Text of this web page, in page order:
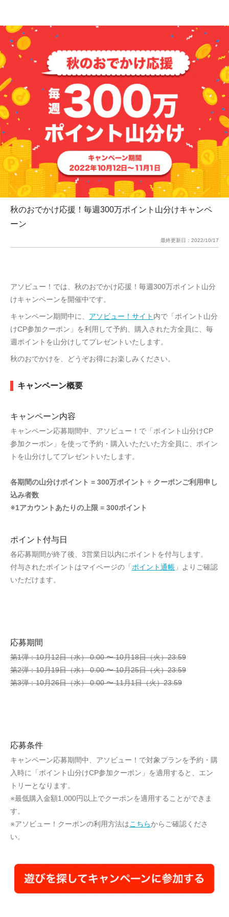
秋のおでかけ応援！毎週300万ポイント山分けキャンペ
ーン
最終更新日： 2022/10/17
アソビュー！では、秋のおでかけ応援！毎週300万ポイント山分
けキャンペーンを開催中です。
キャンペーン期間中に、 アソビュー！サイト 内で「ポイント山分
けCP参加クーポン」を利用して予約、購入された方全員に、毎
週ポイントを山分けしてプレゼントいたします。
秋のおでかけを、どうぞお得にお楽しみください。
キャンペーン概要
キャンペーン内容
キャンペーン応募期間中、アソビュー！で「ポイント山分けCP
参加クーポン」を使って予約・購入いただいた方全員に、ポイン
トを山分けしてプレゼントいたします。
各期間の山分けポイント = 300万ポイント ÷ クーポンご利用申し
込み者数
※1アカウントあたりの上限 = 300ポイント
ポイント付与日
各応募期間が終了後、3営業日以内にポイントを付与します。
付与されたポイントはマイページの「 ポイント通帳 」よりご確認
いただけます。
応募期間
第1弾：10月12日（水） 0:00 〜 10月18日（火）23:59
第2弾：10月19日（水） 0:00 〜 10月25日（火）23:59
第3弾：10月26日（水） 0:00 〜 11月1日（火）23:59
応募条件
キャンペーン応募期間中、アソビュー！で対象プランを予約・購
入時に「ポイント山分けCP参加クーポン」を適用すると、エン
トリーとなります。
※最低購入金額1,000円以上でクーポンを適用することができま
す。
※アソビュー！クーポンの利用方法はこちらからご確認くださ
い。